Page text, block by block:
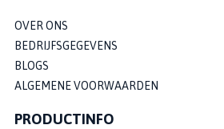
OVER ONS
BEDRIJFSGEGEVENS
BLOGS
ALGEMENE VOORWAARDEN
PRODUCTINFO